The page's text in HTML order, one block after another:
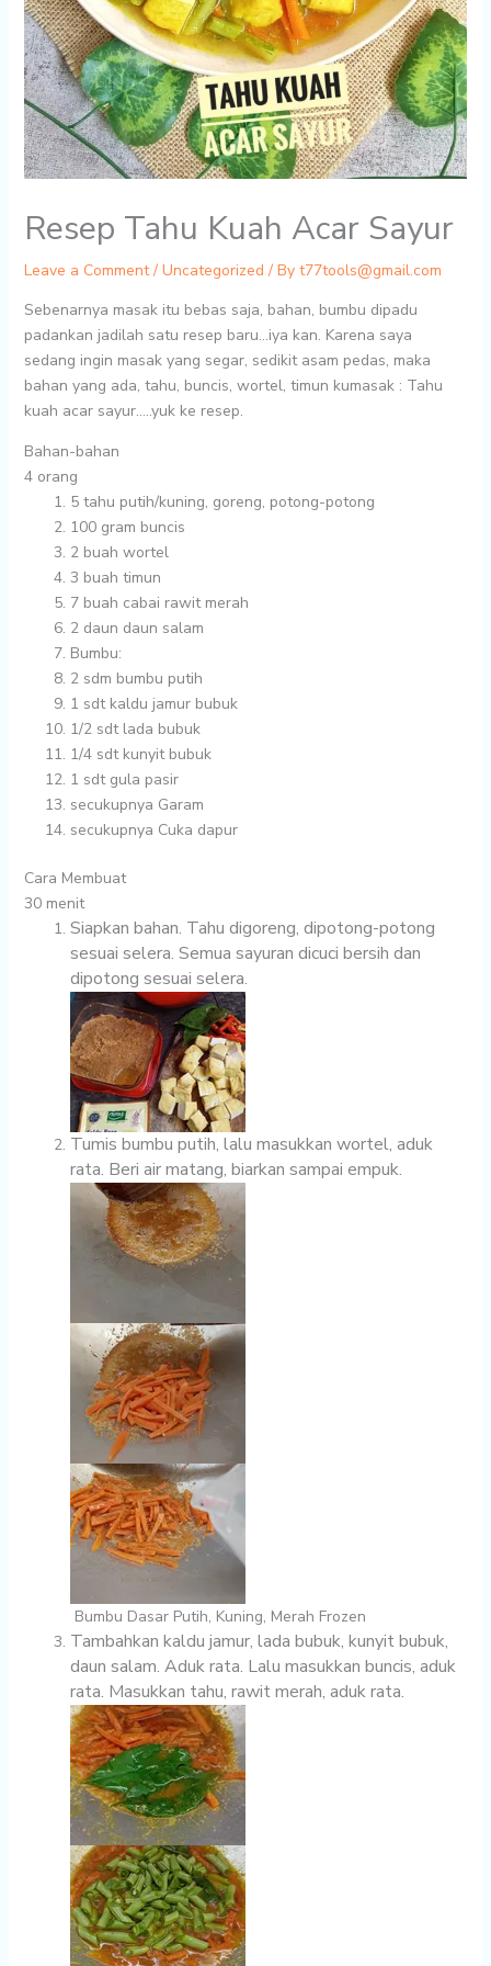
Resep Tahu Kuah Acar Sayur
Leave a Comment / Uncategorized / By t77tools@gmail.com
Sebenarnya masak itu bebas saja, bahan, bumbu dipadu
padankan jadilah satu resep baru…iya kan. Karena saya
sedang ingin masak yang segar, sedikit asam pedas, maka
bahan yang ada, tahu, buncis, wortel, timun kumasak : Tahu
kuah acar sayur…..yuk ke resep.
Bahan-bahan
4 orang
5tahu putih/kuning, goreng, potong-potong
100 gram buncis
2 buah wortel
3 buah timun
7 buah cabai rawit merah
2 daun daun salam
Bumbu:
2 sdm bumbu putih
1 sdtkaldu jamur bubuk
1/2 sdtlada bubuk
1/4 sdtkunyit bubuk
1 sdtgula pasir
secukupnya Garam
secukupnya Cuka dapur
Cara Membuat
30 menit
Siapkan bahan. Tahu digoreng, dipotong-potong
sesuai selera. Semua sayuran dicuci bersih dan
dipotong sesuai selera.
Tumis bumbu putih, lalu masukkan wortel, aduk
rata. Beri air matang, biarkan sampai empuk.
Bumbu Dasar Putih, Kuning, Merah Frozen
Tambahkan kaldu jamur, lada bubuk, kunyit bubuk,
daun salam. Aduk rata. Lalu masukkan buncis, aduk
rata. Masukkan tahu, rawit merah, aduk rata.